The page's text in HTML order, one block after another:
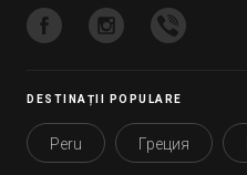
DESTINAȚII POPULARE
Peru Греция